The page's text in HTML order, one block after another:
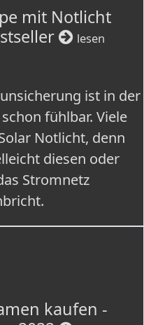
mit Notlicht
lesen
ist in der
fühlbar. Viele
Notlicht, denn
diesen oder
Stromnetz
kaufen -